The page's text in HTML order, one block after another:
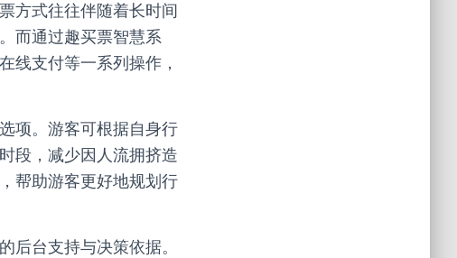
方式往往伴随着长时间
而通过趣买票智慧系
线支付等一系列操作，
项。游客可根据自身行
段，减少因人流拥挤造
帮助游客更好地规划行
后台支持与决策依据。